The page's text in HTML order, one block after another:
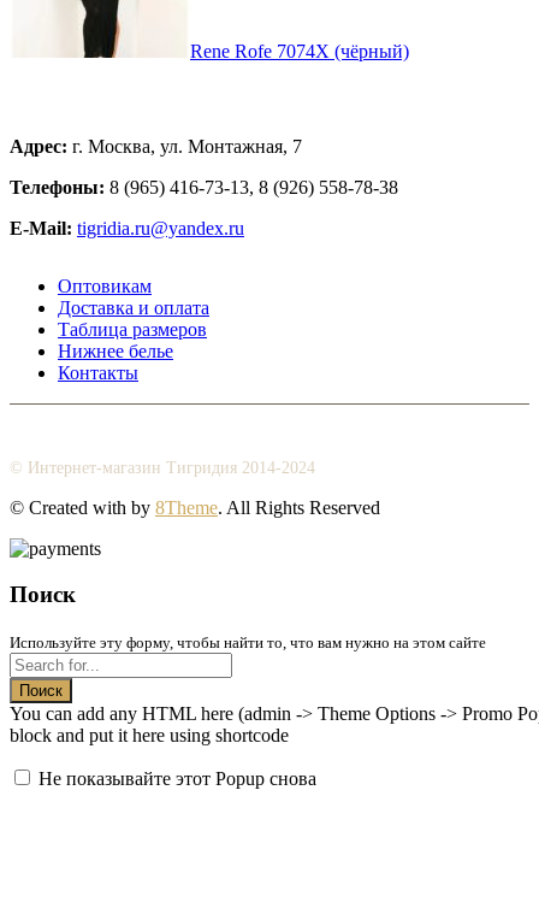
Rene Rofe 7074X (чёрный)
Адрес: г. Москва, ул. Монтажная, 7
Телефоны: 8 (965) 416-73-13, 8 (926) 558-78-38
E-Mail: tigridia.ru@yandex.ru
Оптовикам
Доставка и оплата
Таблица размеров
Нижнее белье
Контакты
© Интернет-магазин Тигридия 2014-2024
© Created with by 8Theme. All Rights Reserved
Поиск
Используйте эту форму, чтобы найти то, что вам нужно на этом сайте
Поиск
You can add any HTML here (admin -> Theme Options -> Promo
block and put it here using shortcode
Не показывайте этот Popup снова